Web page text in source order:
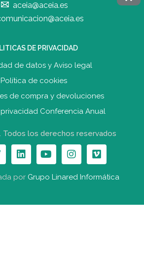
aceia@aceia.es
DE PRIVACIDAD
de datos y Aviso legal
Política de cookies
de compra y devoluciones
Conferencia Anual
Todos los derechos reservados
por Grupo Linared Informática